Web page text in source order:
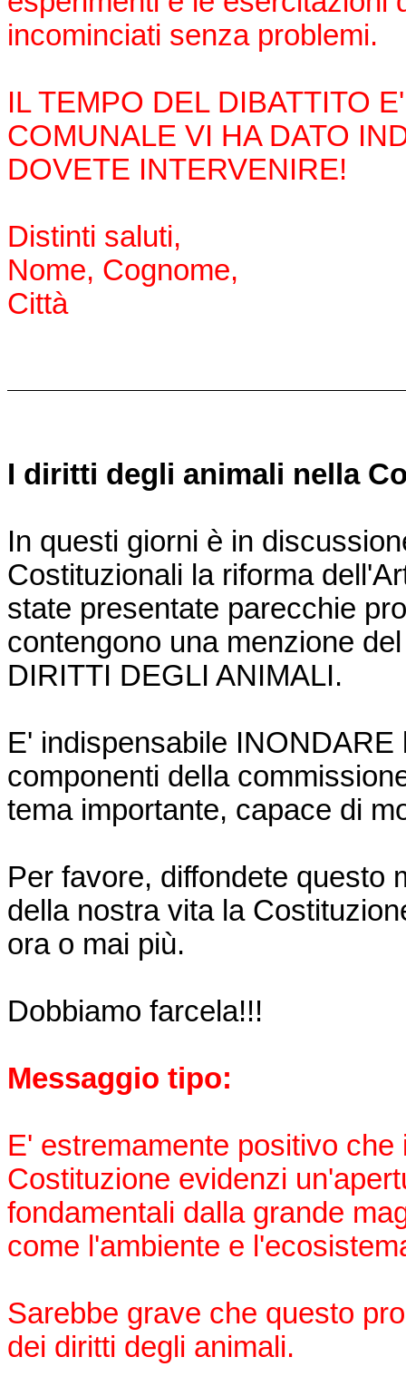
incominciati senza problemi.
IL TEMPO DEL DIBATTITO
COMUNALE VI HA DATO
DOVETE INTERVENIRE!
Distinti saluti,
Nome, Cognome,
Città
I diritti degli animali nella
In questi giorni è in
Costituzionali la riforma
state presentate parecchie
contengono una menzione
DIRITTI DEGLI ANIMALI.
E' indispensabile
componenti della
tema importante, capace di
Per favore, diffondete questo
della nostra vita la
ora o mai più.
Dobbiamo farcela!!!
Messaggio tipo:
E' estremamente positivo
Costituzione evidenzi
fondamentali dalla grande
come l'ambiente e
Sarebbe grave che questo
dei diritti degli animali.